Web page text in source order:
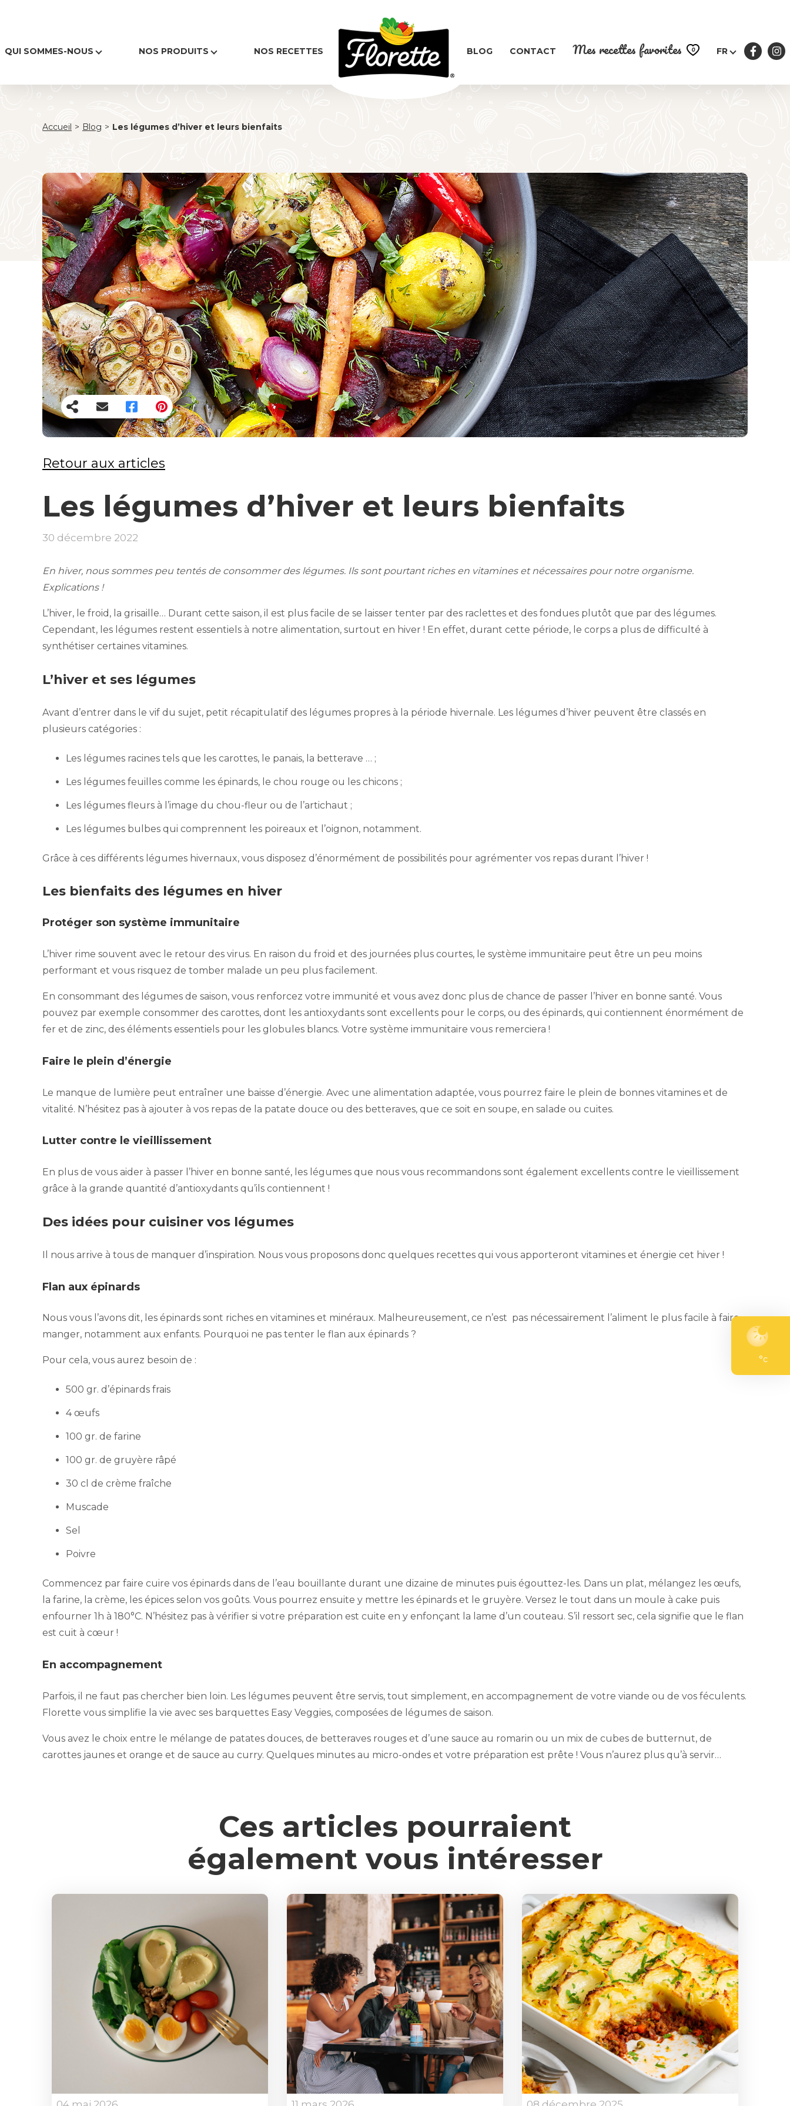
QUI SOMMES-NOUS NOS PRODUITS NOS RECETTES BLOG CONTACT Mes recettes favorites 0 FR
°c
Accueil > Blog > Les légumes d’hiver et leurs bienfaits
Retour aux articles
Les légumes d’hiver et leurs bienfaits
30 décembre 2022
En hiver, nous sommes peu tentés de consommer des légumes. Ils sont pourtant riches en vitamines et nécessaires pour notre organisme.
Explications !
L’hiver, le froid, la grisaille… Durant cette saison, il est plus facile de se laisser tenter par des raclettes et des fondues plutôt que par des légumes.
Cependant, les légumes restent essentiels à notre alimentation, surtout en hiver ! En effet, durant cette période, le corps a plus de difficulté à
synthétiser certaines vitamines.
L’hiver et ses légumes
Avant d’entrer dans le vif du sujet, petit récapitulatif des légumes propres à la période hivernale. Les légumes d’hiver peuvent être classés en
plusieurs catégories :
Les légumes racines tels que les carottes, le panais, la betterave … ;
Les légumes feuilles comme les épinards, le chou rouge ou les chicons ;
Les légumes fleurs à l’image du chou-fleur ou de l’artichaut ;
Les légumes bulbes qui comprennent les poireaux et l’oignon, notamment.
Grâce à ces différents légumes hivernaux, vous disposez d’énormément de possibilités pour agrémenter vos repas durant l’hiver !
Les bienfaits des légumes en hiver
Protéger son système immunitaire
L’hiver rime souvent avec le retour des virus. En raison du froid et des journées plus courtes, le système immunitaire peut être un peu moins
performant et vous risquez de tomber malade un peu plus facilement.
En consommant des légumes de saison, vous renforcez votre immunité et vous avez donc plus de chance de passer l’hiver en bonne santé. Vous
pouvez par exemple consommer des carottes, dont les antioxydants sont excellents pour le corps, ou des épinards, qui contiennent énormément de
fer et de zinc, des éléments essentiels pour les globules blancs. Votre système immunitaire vous remerciera !
Faire le plein d’énergie
Le manque de lumière peut entraîner une baisse d’énergie. Avec une alimentation adaptée, vous pourrez faire le plein de bonnes vitamines et de
vitalité. N’hésitez pas à ajouter à vos repas de la patate douce ou des betteraves, que ce soit en soupe, en salade ou cuites.
Lutter contre le vieillissement
En plus de vous aider à passer l’hiver en bonne santé, les légumes que nous vous recommandons sont également excellents contre le vieillissement
grâce à la grande quantité d’antioxydants qu’ils contiennent !
Des idées pour cuisiner vos légumes
Il nous arrive à tous de manquer d’inspiration. Nous vous proposons donc quelques recettes qui vous apporteront vitamines et énergie cet hiver !
Flan aux épinards
Nous vous l’avons dit, les épinards sont riches en vitamines et minéraux. Malheureusement, ce n’est pas nécessairement l’aliment le plus facile à faire
manger, notamment aux enfants. Pourquoi ne pas tenter le flan aux épinards ?
Pour cela, vous aurez besoin de :
500 gr. d’épinards frais
4 œufs
100 gr. de farine
100 gr. de gruyère râpé
30 cl de crème fraîche
Muscade
Sel
Poivre
Commencez par faire cuire vos épinards dans de l’eau bouillante durant une dizaine de minutes puis égouttez-les. Dans un plat, mélangez les œufs,
la farine, la crème, les épices selon vos goûts. Vous pourrez ensuite y mettre les épinards et le gruyère. Versez le tout dans un moule à cake puis
enfourner 1h à 180°C. N’hésitez pas à vérifier si votre préparation est cuite en y enfonçant la lame d’un couteau. S’il ressort sec, cela signifie que le flan
est cuit à cœur !
En accompagnement
Parfois, il ne faut pas chercher bien loin. Les légumes peuvent être servis, tout simplement, en accompagnement de votre viande ou de vos féculents.
Florette vous simplifie la vie avec ses barquettes Easy Veggies, composées de légumes de saison.
Vous avez le choix entre le mélange de patates douces, de betteraves rouges et d’une sauce au romarin ou un mix de cubes de butternut, de
carottes jaunes et orange et de sauce au curry. Quelques minutes au micro-ondes et votre préparation est prête ! Vous n’aurez plus qu’à servir…
Ces articles pourraient
également vous intéresser